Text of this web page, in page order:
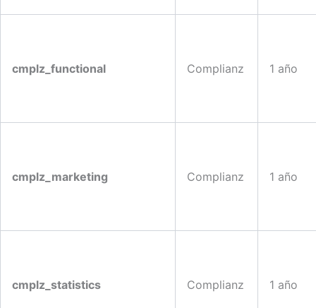
cmplz_functional Complianz 1 año
cmplz_marketing Complianz 1 año
cmplz_statistics Complianz 1 año